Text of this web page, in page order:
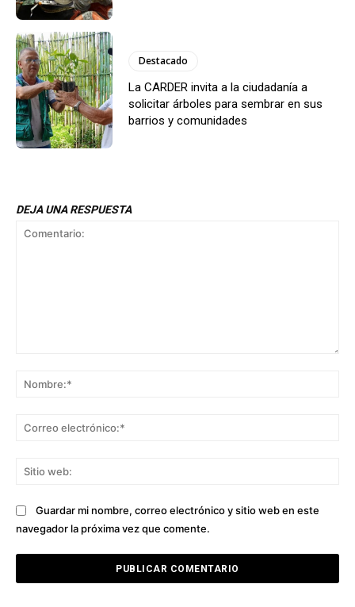
Destacado
La CARDER invita a la ciudadanía a
solicitar árboles para sembrar en sus
barrios y comunidades
DEJA UNA RESPUESTA
Guardar mi nombre, correo electrónico y sitio web en este
navegador la próxima vez que comente.